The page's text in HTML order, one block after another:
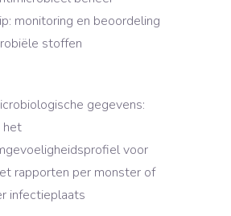
monitoring en beoordeling
stoffen
gegevens:
het
voor
rapporten per monster of
infectieplaats